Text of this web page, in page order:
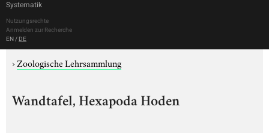
Systematik
Nutzungsrechte
Anmelden zur Recherche
EN / DE
›Zoologische Lehrsammlung
Wandtafel, Hexapoda Hoden